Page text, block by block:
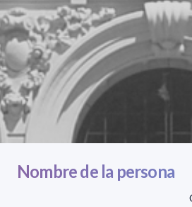
Nombre de la persona